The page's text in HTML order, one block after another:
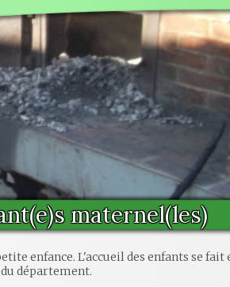
maternel(les)
enfance. L'accueil des enfants se
département.